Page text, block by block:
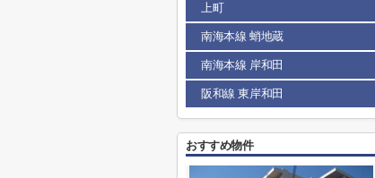
上町
南海本線 蛸地蔵
南海本線 岸和田
阪和線 東岸和田
おすすめ物件